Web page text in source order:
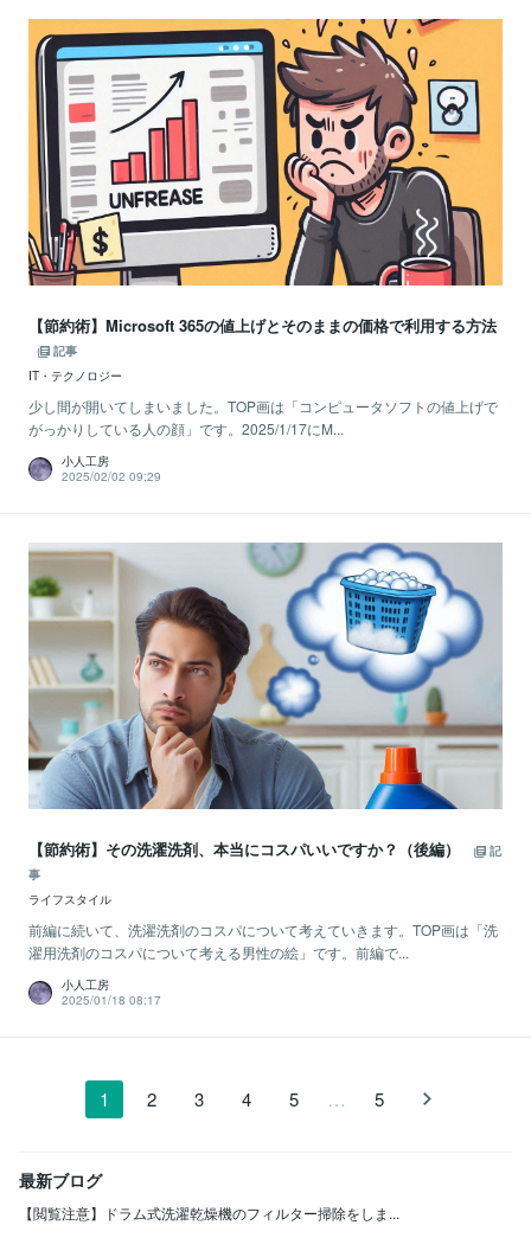
【節約術】Microsoft 365の値上げとそのままの価格で利用する方法
記事
IT・テクノロジー
少し間が開いてしまいました。TOP画は「コンピュータソフトの値上げで
がっかりしている人の顔」です。2025/1/17にM...
小人工房
2025/02/02 09:29
【節約術】その洗濯洗剤、本当にコスパいいですか？（後編）
記
事
ライフスタイル
前編に続いて、洗濯洗剤のコスパについて考えていきます。TOP画は「洗
濯用洗剤のコスパについて考える男性の絵」です。前編で...
小人工房
2025/01/18 08:17
1 2 3 4 5 … 5
最新ブログ
【閲覧注意】ドラム式洗濯乾燥機のフィルター掃除をしま...